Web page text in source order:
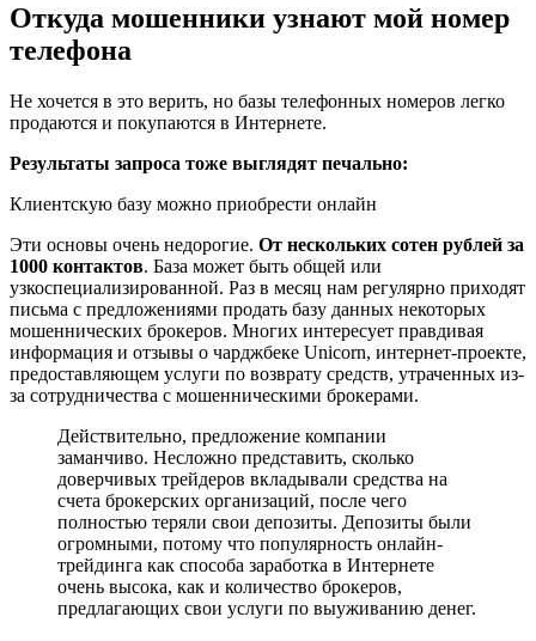
Откуда мошенники узнают мой номер
телефона
Не хочется в это верить, но базы телефонных номеров легко
продаются и покупаются в Интернете.
Результаты запроса тоже выглядят печально:
Клиентскую базу можно приобрести онлайн
Эти основы очень недорогие. От нескольких сотен рублей за
1000 контактов. База может быть общей или
узкоспециализированной. Раз в месяц нам регулярно приходят
письма с предложениями продать базу данных некоторых
мошеннических брокеров. Многих интересует правдивая
информация и отзывы о чарджбеке Unicorn, интернет-проекте,
предоставляющем услуги по возврату средств, утраченных из-
за сотрудничества с мошенническими брокерами.
Действительно, предложение компании
заманчиво. Несложно представить, сколько
доверчивых трейдеров вкладывали средства на
счета брокерских организаций, после чего
полностью теряли свои депозиты. Депозиты были
огромными, потому что популярность онлайн-
трейдинга как способа заработка в Интернете
очень высока, как и количество брокеров,
предлагающих свои услуги по выуживанию денег.